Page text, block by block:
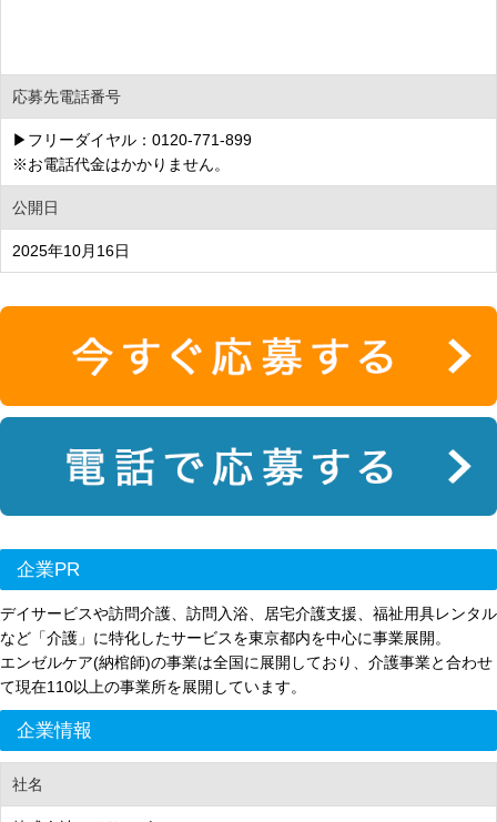
応募先電話番号
▶フリーダイヤル：0120-771-899
※お電話代金はかかりません。
公開日
2025年10月16日
企業PR
デイサービスや訪問介護、訪問入浴、居宅介護支援、福祉用具レンタル
など「介護」に特化したサービスを東京都内を中心に事業展開。
エンゼルケア(納棺師)の事業は全国に展開しており、介護事業と合わせ
て現在110以上の事業所を展開しています。
企業情報
社名